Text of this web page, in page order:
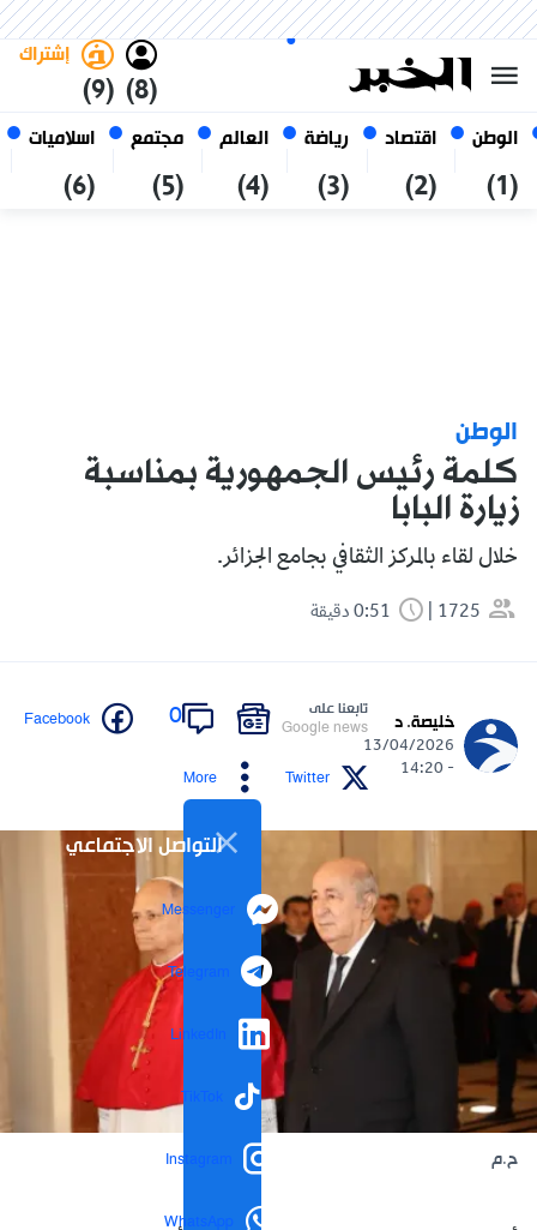
الوطن
(1)
اقتصاد
(2)
رياضة
(3)
العالم
(4)
مجتمع
(5)
اسلاميات
(6)
(8)
إشتراك
(9)
06 أغسطس 2026
الجزائر
الوطن
كلمة رئيس الجمهورية بمناسبة
زيارة البابا
خلال لقاء بالمركز الثقافي بجامع الجزائر.
1725
خليصة. د
13/04/2026
- 14:20
تابعنا على
Google news
0
Facebook
Twitter
More
التواصل الاجتماعي
Messenger
Telegram
LinkedIn
TikTok
Instagram
WhatsApp
ح.م